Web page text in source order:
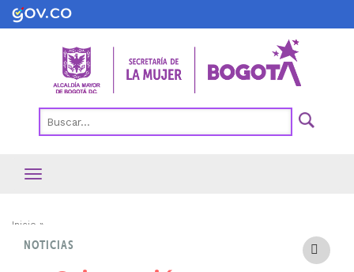
Pasar
al
Ruta
de
Inicio
NOTICIAS